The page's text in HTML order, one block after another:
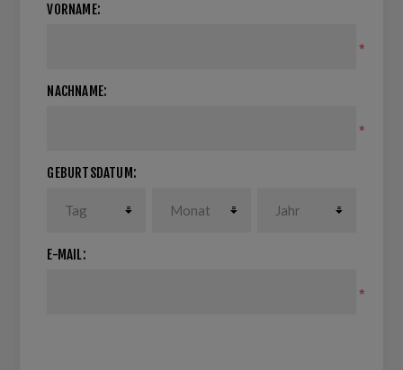
VORNAME:
*
NACHNAME:
*
GEBURTSDATUM:
E-MAIL:
*